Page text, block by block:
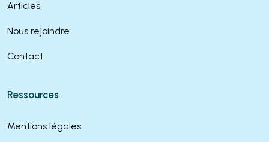
Articles
Nous rejoindre
Contact
Ressources
Mentions légales